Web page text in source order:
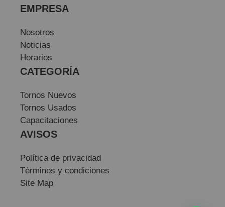
EMPRESA
Nosotros
Noticias
Horarios
CATEGORÍA
Tornos Nuevos
Tornos Usados
Capacitaciones
AVISOS
Política de privacidad
Términos y condiciones
Site Map